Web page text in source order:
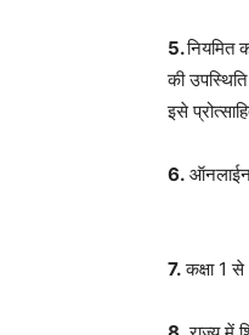
5.नियमित
की
इसे
6.
7.कक्षा 1